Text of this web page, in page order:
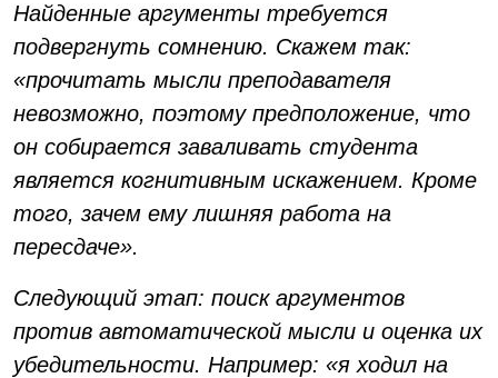
Найденные аргументы требуется
подвергнуть сомнению. Скажем так:
«прочитать мысли преподавателя
невозможно, поэтому предположение, что
он собирается заваливать студента
является когнитивным искажением. Кроме
того, зачем ему лишняя работа на
пересдаче».
Следующий этап: поиск аргументов
против автоматической мысли и оценка их
убедительности. Например: «я ходил на